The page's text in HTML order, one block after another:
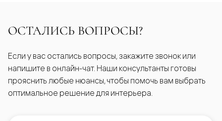
ОСТАЛИСЬ ВОПРОСЫ?
Если у вас остались вопросы, закажите звонок или
напишите в онлайн-чат. Наши консультанты готовы
прояснить любые нюансы, чтобы помочь вам выбрать
оптимальное решение для интерьера.